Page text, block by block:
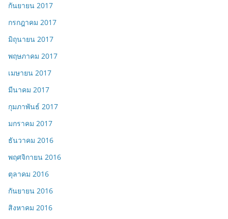
กันยายน 2017
กรกฎาคม 2017
มิถุนายน 2017
พฤษภาคม 2017
เมษายน 2017
มีนาคม 2017
กุมภาพันธ์ 2017
มกราคม 2017
ธันวาคม 2016
พฤศจิกายน 2016
ตุลาคม 2016
กันยายน 2016
สิงหาคม 2016